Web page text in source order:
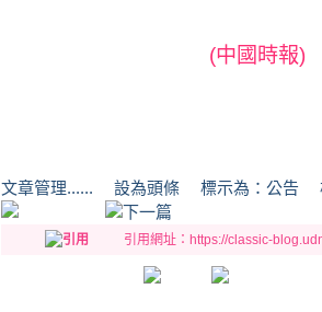
(中國時報)
文章管理...... 設為頭條 標示為：公
引用網址：https://classic-